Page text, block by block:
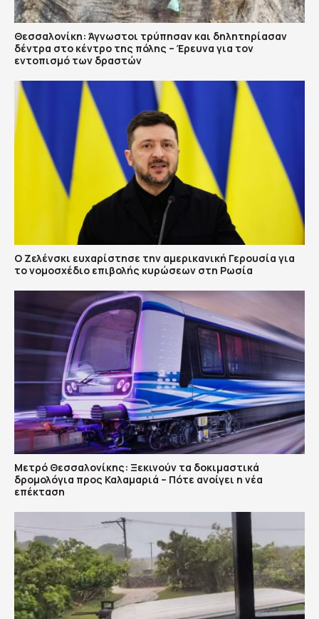
Θεσσαλονίκη: Άγνωστοι τρύπησαν και δηλητηρίασαν
δέντρα στο κέντρο της πόλης – Έρευνα για τον
εντοπισμό των δραστών
Ο Ζελένσκι ευχαρίστησε την αμερικανική Γερουσία για
το νομοσχέδιο επιβολής κυρώσεων στη Ρωσία
Μετρό Θεσσαλονίκης: Ξεκινούν τα δοκιμαστικά
δρομολόγια προς Καλαμαριά – Πότε ανοίγει η νέα
επέκταση